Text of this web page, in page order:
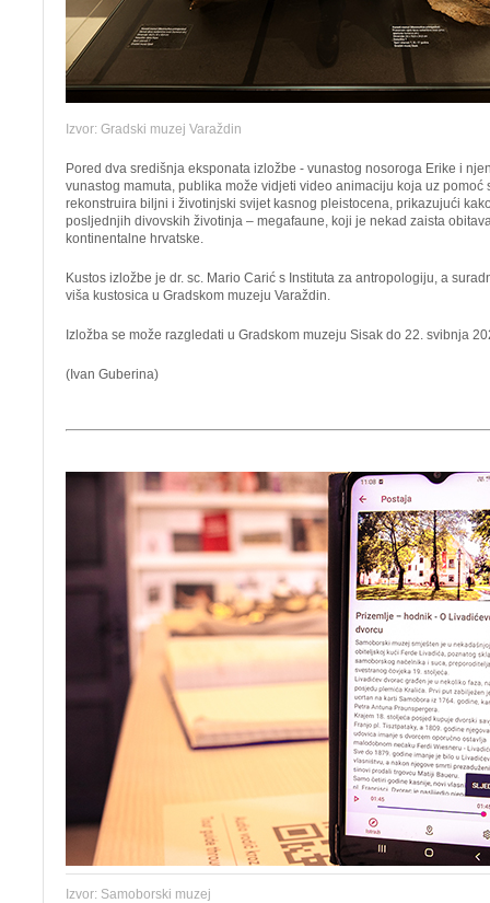
Izvor: Gradski muzej Varaždin
Pored dva središnja eksponata izložbe - vunastog nosoroga Erike i
vunastog mamuta, publika može vidjeti video animaciju koja uz pomoć
rekonstruira biljni i životinjski svijet kasnog pleistocena, prikazujući
posljednjih divovskih životinja – megafaune, koji je nekad zaista
kontinentalne hrvatske.
Kustos izložbe je dr. sc. Mario Carić s Instituta za antropologiju, a
viša kustosica u Gradskom muzeju Varaždin.
Izložba se može razgledati u Gradskom muzeju Sisak do 22. svibnja
(Ivan Guberina)
Izvor: Samoborski muzej